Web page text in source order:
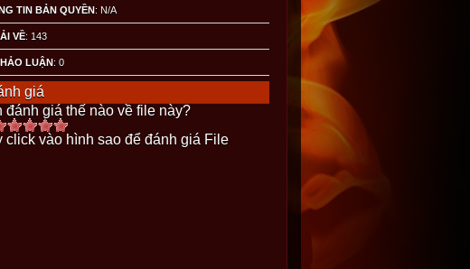
TIN BẢN QUYỀN: N/A
VỀ: 143
LUẬN: 0
giá
đánh giá thế nào về file này?
click vào hình sao để đánh giá File